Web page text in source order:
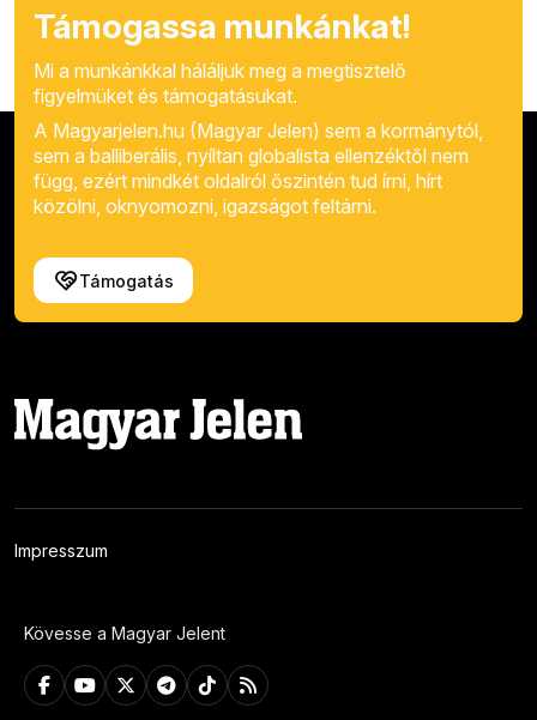
Támogassa munkánkat!
Mi a munkánkkal háláljuk meg a megtisztelő
figyelmüket és támogatásukat.
A Magyarjelen.hu (Magyar Jelen) sem a kormánytól,
sem a balliberális, nyíltan globalista ellenzéktől nem
függ, ezért mindkét oldalról őszintén tud írni, hírt
közölni, oknyomozni, igazságot feltárni.
Támogatás
Impresszum
Kövesse a Magyar Jelent